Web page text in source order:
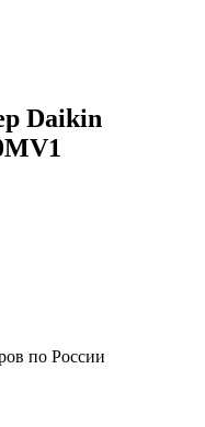
Daikin
по России